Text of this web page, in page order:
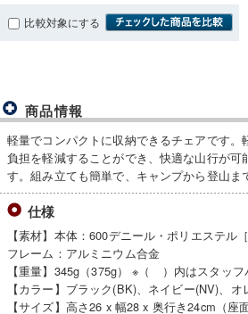
比較対象にする
商品情報
軽量でコンパクトに収納できるチェアです
負担を軽減することができ、快適な山行が
す。組み立ても簡単で、キャンプから登山ま
仕様
【素材】本体：600デニール・ポリエステル
フレーム：アルミニウム合金
【重量】345g（375g） ※（ ）内はスタッフ
【カラー】ブラック(BK)、ネイビー(NV)、
【サイズ】高さ26 x 幅28 x 奥行き24cm（座